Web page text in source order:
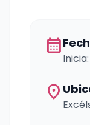
calendar_month
location_on